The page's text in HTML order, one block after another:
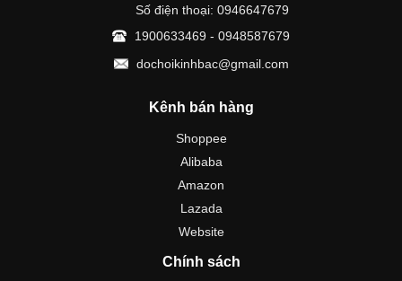
Số điện thoại: 0946647679
1900633469 - 0948587679
dochoikinhbac@gmail.com
Kênh bán hàng
Shoppee
Alibaba
Amazon
Lazada
Website
Chính sách